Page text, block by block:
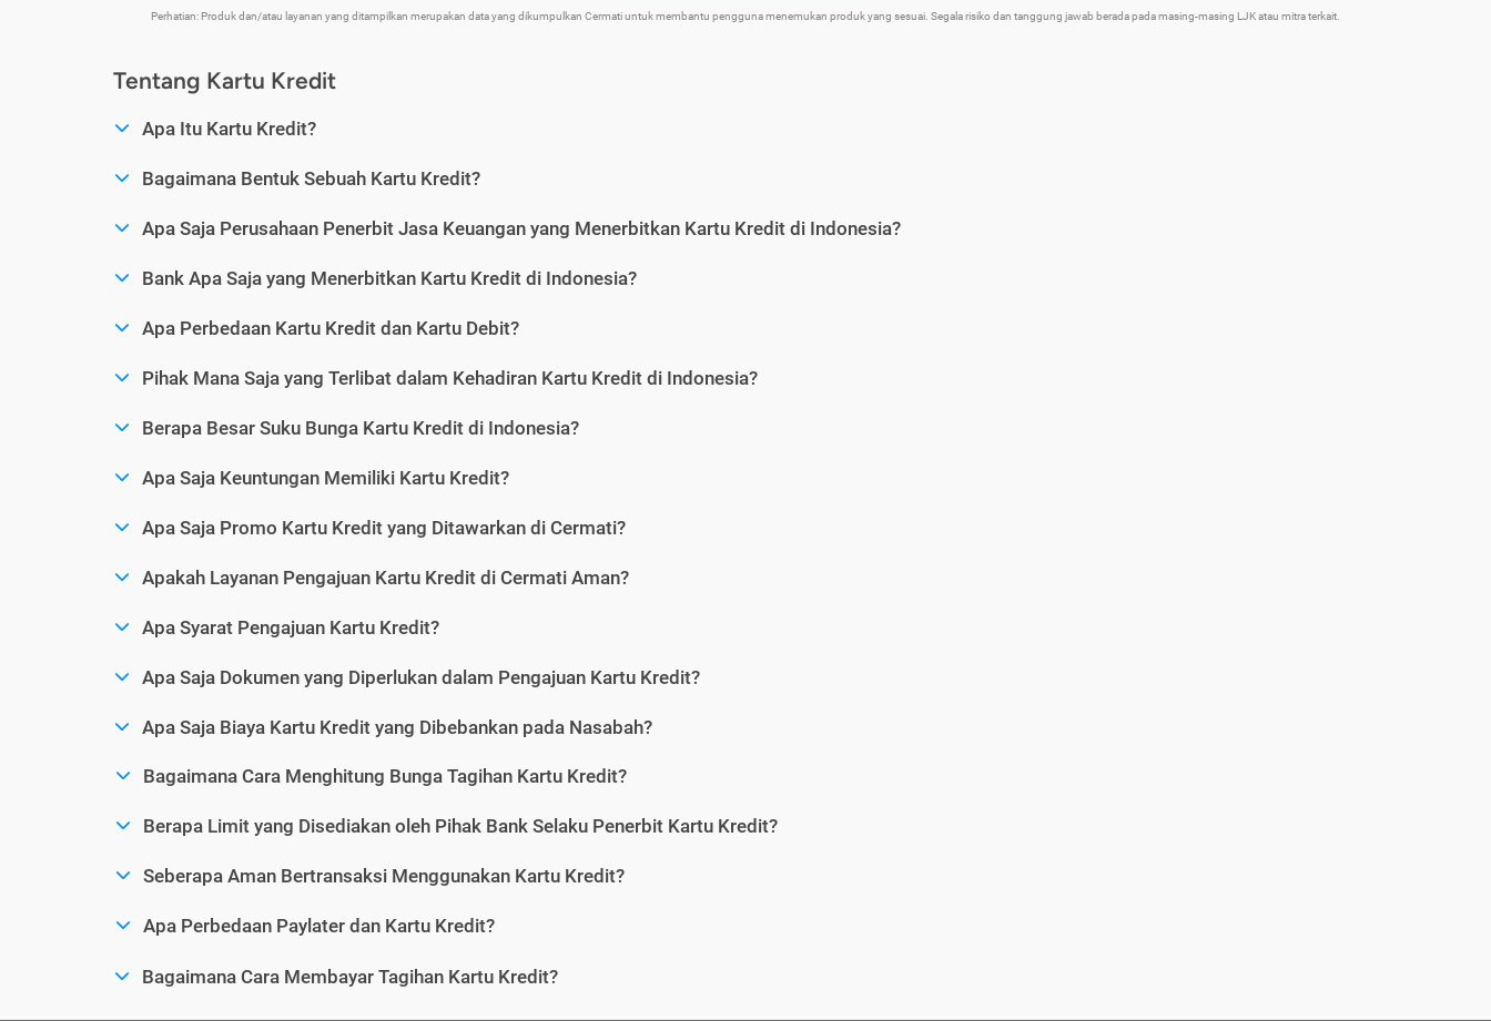
Perhatian: Produk dan/atau layanan yang ditampilkan merupakan data yang dikumpulkan Cermati untuk membantu pengguna menemukan produk yang sesuai. Segala risiko dan tanggung jawab berada pada masing-masing LJK atau mitra terkait.
Tentang Kartu Kredit
Apa Itu Kartu Kredit?
Bagaimana Bentuk Sebuah Kartu Kredit?
Apa Saja Perusahaan Penerbit Jasa Keuangan yang Menerbitkan Kartu Kredit di Indonesia?
Bank Apa Saja yang Menerbitkan Kartu Kredit di Indonesia?
Apa Perbedaan Kartu Kredit dan Kartu Debit?
Pihak Mana Saja yang Terlibat dalam Kehadiran Kartu Kredit di Indonesia?
Berapa Besar Suku Bunga Kartu Kredit di Indonesia?
Apa Saja Keuntungan Memiliki Kartu Kredit?
Apa Saja Promo Kartu Kredit yang Ditawarkan di Cermati?
Apakah Layanan Pengajuan Kartu Kredit di Cermati Aman?
Apa Syarat Pengajuan Kartu Kredit?
Apa Saja Dokumen yang Diperlukan dalam Pengajuan Kartu Kredit?
Apa Saja Biaya Kartu Kredit yang Dibebankan pada Nasabah?
Bagaimana Cara Menghitung Bunga Tagihan Kartu Kredit?
Berapa Limit yang Disediakan oleh Pihak Bank Selaku Penerbit Kartu Kredit?
Seberapa Aman Bertransaksi Menggunakan Kartu Kredit?
Apa Perbedaan Paylater dan Kartu Kredit?
Bagaimana Cara Membayar Tagihan Kartu Kredit?